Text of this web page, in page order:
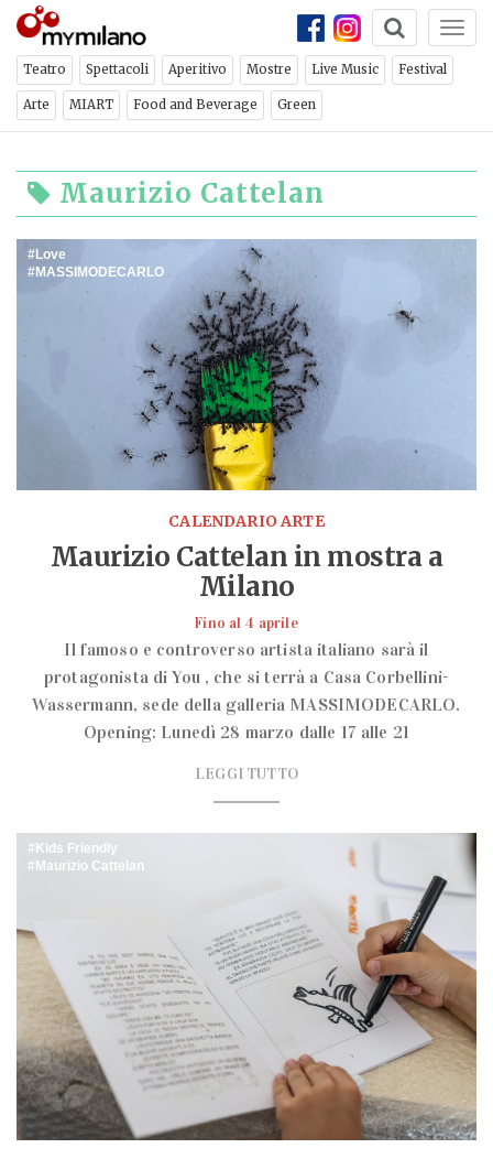
Teatro Spettacoli Aperitivo Mostre Live Music Festival
Arte MIART Food and Beverage Green
Maurizio Cattelan
Love
MASSIMODECARLO
CALENDARIO ARTE
Maurizio Cattelan in mostra a
Milano
Fino al 4 aprile
Il famoso e controverso artista italiano sarà il
protagonista di You , che si terrà a Casa Corbellini-
Wassermann, sede della galleria MASSIMODECARLO.
Opening: Lunedì 28 marzo dalle 17 alle 21
LEGGI TUTTO
Kids Friendly
Maurizio Cattelan